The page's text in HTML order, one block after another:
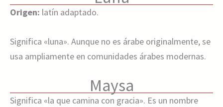
Origen: latín adaptado.
Significa «luna». Aunque no es árabe originalmente, se
usa ampliamente en comunidades árabes modernas.
Maysa
Significa «la que camina con gracia». Es un nombre